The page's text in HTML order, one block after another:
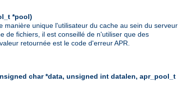
*pool)
unique l'utilisateur du cache au sein du serveur
de fichiers, il est conseillé de n'utiliser que des
retournée est le code d'erreur APR.
char *data, unsigned int datalen, apr_pool_t